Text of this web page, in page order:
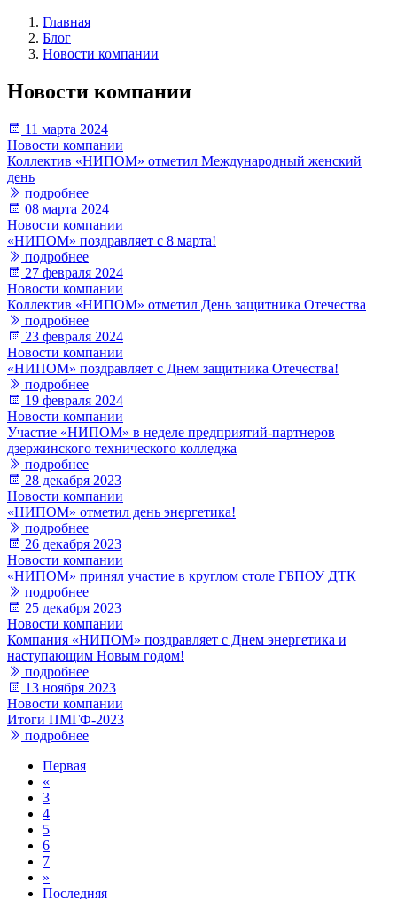
Главная
Блог
Новости компании
Новости компании
11 марта 2024
Новости компании
Коллектив «НИПОМ» отметил Международный женский
день
подробнее
08 марта 2024
Новости компании
«НИПОМ» поздравляет с 8 марта!
подробнее
27 февраля 2024
Новости компании
Коллектив «НИПОМ» отметил День защитника Отечества
подробнее
23 февраля 2024
Новости компании
«НИПОМ» поздравляет с Днем защитника Отечества!
подробнее
19 февраля 2024
Новости компании
Участие «НИПОМ» в неделе предприятий-партнеров
дзержинского технического колледжа
подробнее
28 декабря 2023
Новости компании
«НИПОМ» отметил день энергетика!
подробнее
26 декабря 2023
Новости компании
«НИПОМ» принял участие в круглом столе ГБПОУ ДТК
подробнее
25 декабря 2023
Новости компании
Компания «НИПОМ» поздравляет с Днем энергетика и
наступающим Новым годом!
подробнее
13 ноября 2023
Новости компании
Итоги ПМГФ-2023
подробнее
Первая
«
3
4
5
6
7
»
Последняя